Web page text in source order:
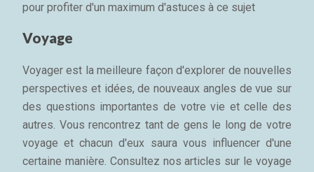
pour profiter d'un maximum d'astuces à ce sujet
Voyage
Voyager est la meilleure façon d'explorer de nouvelles
perspectives et idées, de nouveaux angles de vue sur
des questions importantes de votre vie et celle des
autres. Vous rencontrez tant de gens le long de votre
voyage et chacun d'eux saura vous influencer d'une
certaine manière. Consultez nos articles sur le voyage